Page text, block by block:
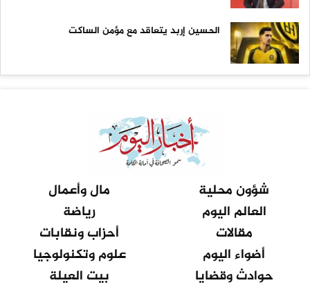
الحسين إربد يتعاقد مع مؤمن الساكت
شؤون محلية
مال وأعمال
العالم اليوم
رياضة
مقالات
أحزاب ونقابات
أضواء اليوم
علوم وتكنولوجيا
حوادث وقضايا
بيت العيلة